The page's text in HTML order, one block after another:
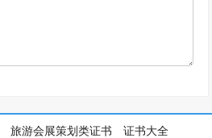
旅游会展策划类证书
证书大全